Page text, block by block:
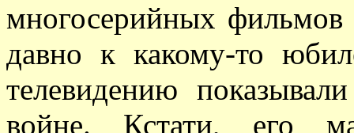
многосерийных
давно к какому-то
телевидению
войне. Кстати, его